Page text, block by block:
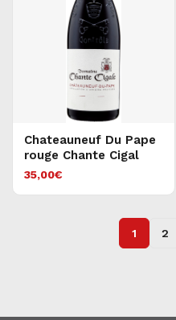
Chateauneuf Du Pape
rouge Chante Cigal
35,00€
1 2